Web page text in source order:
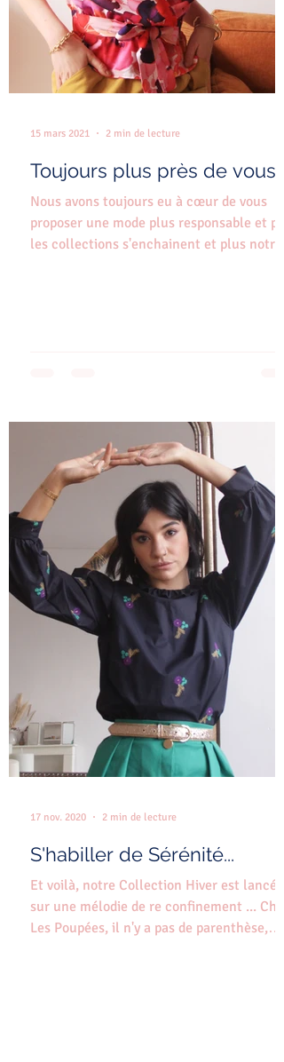
Toujours plus près de vous!
Nous avons toujours eu à cœur de vous
proposer une mode plus responsable et
les collections s'enchainent et plus notre
15 mars 2021 2 min de lecture
S'habiller de Sérénité...
Et voilà, notre Collection Hiver est lancée
sur une mélodie de re confinement ... Chez
Les Poupées, il n'y a pas de parenthèse,
17 nov. 2020 2 min de lecture